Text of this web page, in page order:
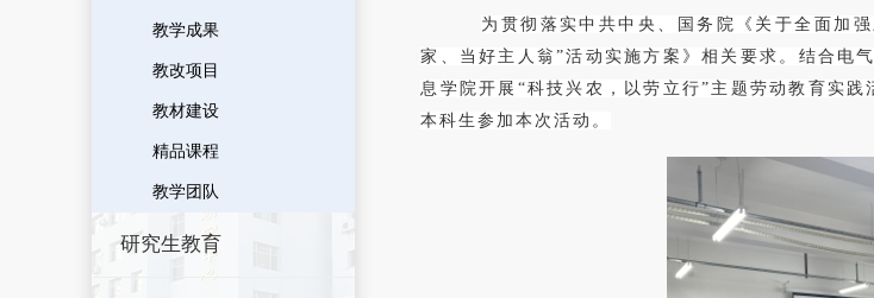
教学成果
教改项目
教材建设
精品课程
教学团队
研究生教育
为贯彻落实中共中央、国务院《关于全面加
家、当好主人翁”活动实施方案》相关要求。结合电
息学院开展“科技兴农，以劳立行”主题劳动教育实
本科生参加本次活动。